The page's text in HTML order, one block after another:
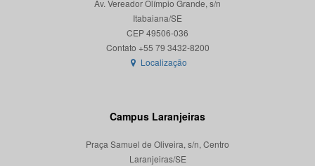
Av. Vereador Olímpio Grande, s/n
Itabaiana/SE
CEP 49506-036
Localização
Campus Laranjeiras
Praça Samuel de Oliveira, s/n, Centro
Laranjeiras/SE